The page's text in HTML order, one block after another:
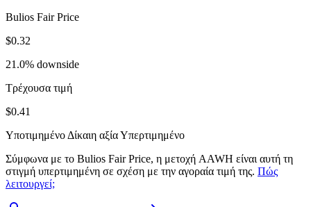
Bulios Fair Price
$0.32
21.0% downside
Τρέχουσα τιμή
$0.41
Υποτιμημένο Δίκαιη αξίαΥπερτιμημένο
Σύμφωνα με το Bulios Fair Price, η μετοχή AAWH είναι αυτή τη
στιγμή υπερτιμημένη σε σχέση με την αγοραία τιμή της. Πώς
λειτουργεί;